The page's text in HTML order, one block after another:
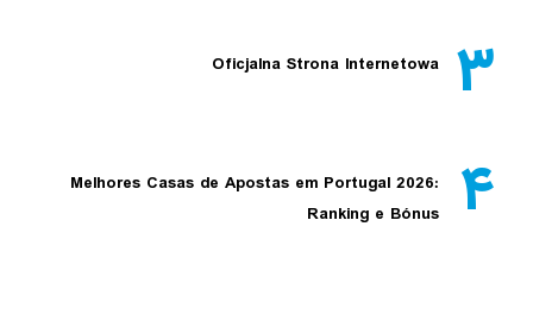
۳ Oficjalna Strona Internetowa
۴
Melhores Casas de Apostas em Portugal 2026:
Ranking e Bónus